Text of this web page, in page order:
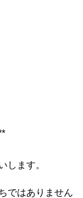
します。
ではありません